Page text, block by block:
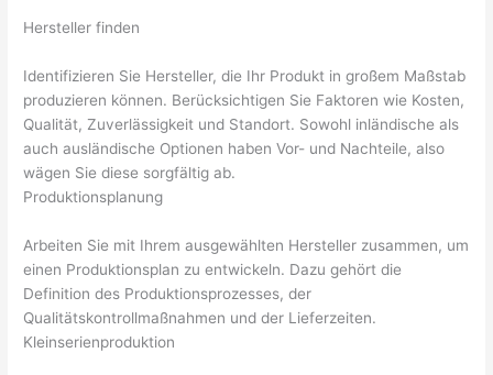
Hersteller finden
Identifizieren Sie Hersteller, die Ihr Produkt in großem Maßstab
produzieren können. Berücksichtigen Sie Faktoren wie Kosten,
Qualität, Zuverlässigkeit und Standort. Sowohl inländische als
auch ausländische Optionen haben Vor- und Nachteile, also
wägen Sie diese sorgfältig ab.
Produktionsplanung
Arbeiten Sie mit Ihrem ausgewählten Hersteller zusammen, um
einen Produktionsplan zu entwickeln. Dazu gehört die
Definition des Produktionsprozesses, der
Qualitätskontrollmaßnahmen und der Lieferzeiten.
Kleinserienproduktion